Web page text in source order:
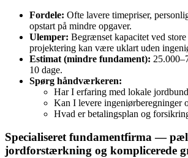
Fordele: Ofte lavere timepriser,
opstart på mindre opgaver.
Ulemper: Begrænset kapacitet ved
projektering kan være uklart uden
Estimat (mindre fundament):
10 dage.
Spørg håndværkeren:
Har I erfaring med lokale
Kan I levere ingeniørberegninger
Hvad er betalingsplan og
Specialiseret fundamentfirma —
jordforstærkning og komplicerede